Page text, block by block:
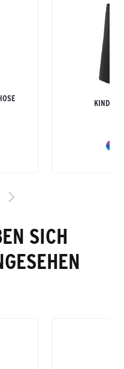
KINDER
SICH